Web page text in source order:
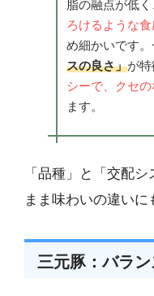
脂の融点が低く
ろけるような食
め細かいです。
スの良さ」が特
シーで、クセ
ます。
「品種」と「交配
まま味わいの違いに
三元豚：バラ